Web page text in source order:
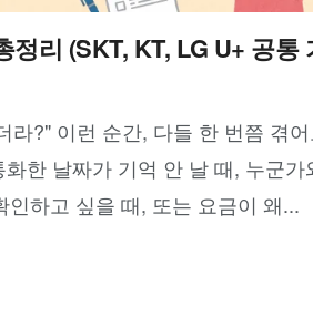
정리 (SKT, KT, LG U+ 공통
라?" 이런 순간, 다들 한 번쯤 겪
한 날짜가 기억 안 날 때, 누군가
하고 싶을 때, 또는 요금이 왜...